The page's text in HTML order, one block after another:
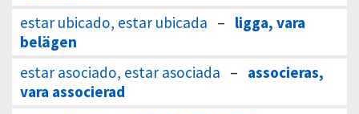
estar ubicado, estar ubicada – ligga, vara
belägen
estar asociado, estar asociada – associeras,
vara associerad